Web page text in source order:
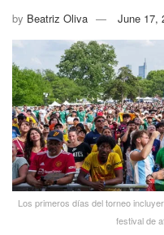
by Beatriz Oliva June 17,
Los primeros días del torneo
festival de